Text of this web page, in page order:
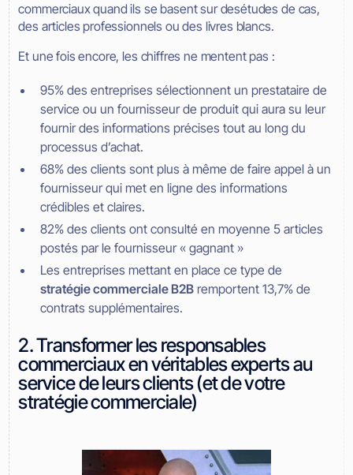
commerciaux quand ils se basent sur desétudes de cas,
des articles professionnels ou des livres blancs.
Et une fois encore, les chiffres ne mentent pas :
95% des entreprises sélectionnent un prestataire de
service ou un fournisseur de produit qui aura su leur
fournir des informations précises tout au long du
processus d’achat.
68% des clients sont plus à même de faire appel à un
fournisseur qui met en ligne des informations
crédibles et claires.
82% des clients ont consulté en moyenne 5 articles
postés par le fournisseur « gagnant »
Les entreprises mettant en place ce type de
stratégie commerciale B2B remportent 13,7% de
contrats supplémentaires.
2. Transformer les responsables
commerciaux en véritables experts au
service de leurs clients (et de votre
stratégie commerciale)